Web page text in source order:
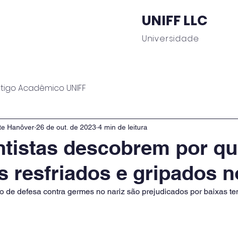
UNIFF LLC
Universidade
Acadêmico UNIFF
descobrem por
resfriados e gripados
Hanôver 26 de out. de 2023 4 min de leitura
de defesa contra germes no nariz são prejudicados por baixas